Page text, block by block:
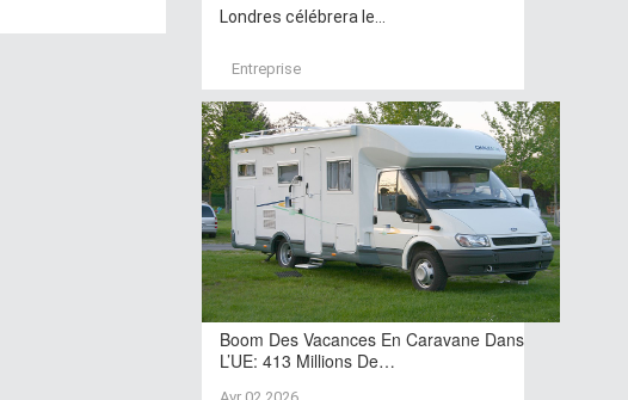
Londres célébrera le...
Entreprise
Boom Des Vacances En Caravane Dans
L’UE: 413 Millions De…